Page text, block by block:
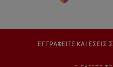
ΕΓΓΡΑΦΕΙΤΕ ΚΑΙ ΕΣΕΙΣ